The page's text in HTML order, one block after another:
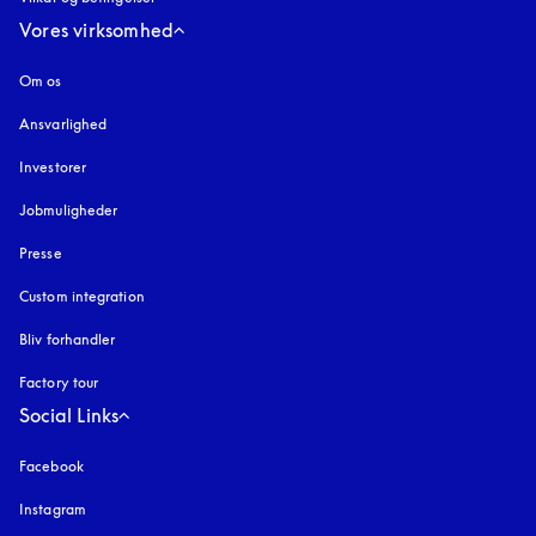
Vores virksomhed
Om os
Ansvarlighed
Investorer
Jobmuligheder
Presse
Custom integration
Bliv forhandler
Factory tour
Social Links
Facebook
Instagram